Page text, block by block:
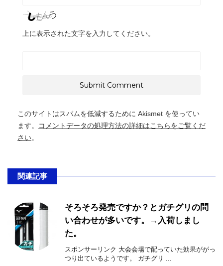
上に表示された文字を入力してください。
このサイトはスパムを低減するために Akismet を使ってい
ます。
コメントデータの処理方法の詳細はこちらをご覧くだ
さい。
関連記事
そろそろ発売ですか？とガチグリの問
い合わせが多いです。→入荷しまし
た。
スポンサーリンク 大会会場で配っていた効果ががっ
つり出ているようです。 ガチグリ ...